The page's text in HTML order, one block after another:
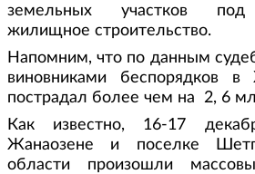
земельных участков под
жилищное строительство.
Напомним, что по данным
виновниками беспорядков в
пострадал более чем на 2, 6
Как известно, 16-17
Жанаозене и поселке
области произошли